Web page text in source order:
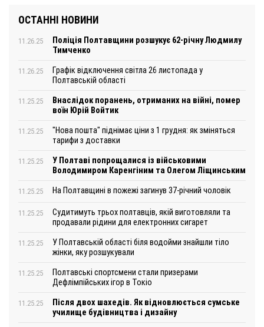
ОСТАННІ НОВИНИ
11.26.25
Поліція Полтавщини розшукує 62-річну Людмилу
Тимченко
11.26.25
Графік відключення світла 26 листопада у
Полтавській області
11.25.25
Внаслідок поранень, отриманих на війні, помер
воїн Юрій Войтик
11.25.25
"Нова пошта" піднімає ціни з 1 грудня: як зміняться
тарифи з доставки
11.25.25
У Полтаві попрощалися із військовими
Володимиром Каренгіним та Олегом Ліщинським
11.25.25 На Полтавщині в пожежі загинув 37-річний чоловік
11.25.25
Судитимуть трьох полтавців, якій виготовляли та
продавали рідини для електронних сигарет
11.25.25
У Полтавській області біля водойми знайшли тіло
жінки, яку розшукували
11.25.25
Полтавські спортсмени стали призерами
Дефлімпійських ігор в Токіо
11.25.25
Після двох шахедів. Як відновлюється сумське
училище будівництва і дизайну